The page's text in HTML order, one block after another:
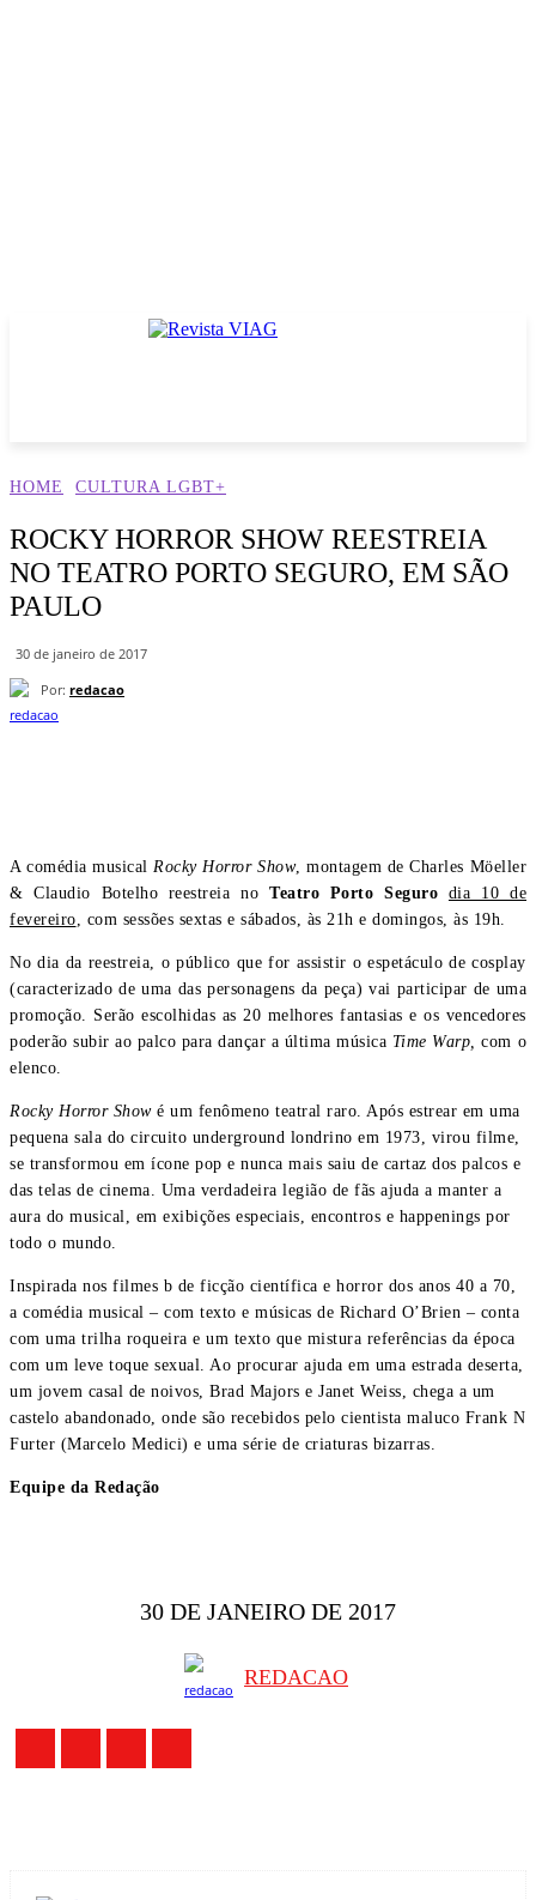
HOME CULTURA LGBT+
ROCKY HORROR SHOW REESTREIA
NO TEATRO PORTO SEGURO, EM SÃO
PAULO
30 de janeiro de 2017
Por: redacao
A comédia musicalRocky Horror Show, montagem de Charles Möeller
& Claudio Botelho reestreia no Teatro Porto Seguro dia 10 de
fevereiro, com sessões sextas e sábados, às 21h e domingos, às 19h.
No dia da reestreia, o público que for assistir o espetáculo de cosplay
(caracterizado de uma das personagens da peça) vai participar de uma
promoção. Serão escolhidas as 20 melhores fantasias e os vencedores
poderão subir ao palco para dançar a última música Time Warp, com o
elenco.
Rocky Horror Showé um fenômeno teatral raro. Após estrear em uma
pequena sala do circuito underground londrino em 1973, virou filme,
se transformou em ícone pop e nunca mais saiu de cartaz dos palcos e
das telas de cinema. Uma verdadeira legião de fãs ajuda a manter a
aura do musical, em exibições especiais, encontros e happenings por
todo o mundo.
Inspirada nos filmes b de ficção científica e horror dos anos 40 a 70,
a comédia musical – com texto e músicas de Richard O’Brien – conta
com uma trilha roqueira e um texto que mistura referências da época
com um leve toque sexual. Ao procurar ajuda em uma estrada deserta,
um jovem casal de noivos, Brad Majors e Janet Weiss, chega a um
castelo abandonado, onde são recebidos pelo cientista maluco Frank N
Furter (Marcelo Medici) e uma série de criaturas bizarras.
Equipe da Redação
30 DE JANEIRO DE 2017
REDACAO